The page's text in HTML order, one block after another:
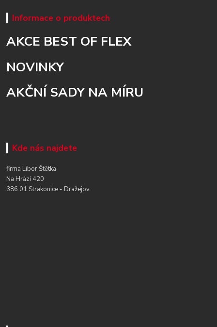
Informace o produktech
AKCE BEST OF FLEX
NOVINKY
AKČNÍ SADY NA MÍRU
Kde nás najdete
firma Libor Štětka
Na Hrázi 420
386 01 Strakonice - Dražejov